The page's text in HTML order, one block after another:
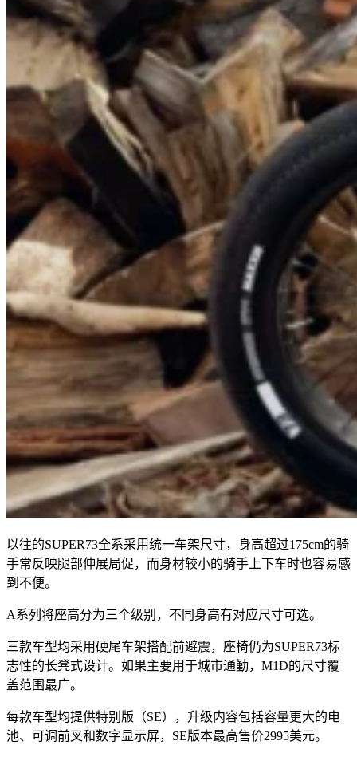
以往的SUPER73全系采用统一车架尺寸，身高超过175cm的骑
手常反映腿部伸展局促，而身材较小的骑手上下车时也容易感
到不便。
A系列将座高分为三个级别，不同身高有对应尺寸可选。
三款车型均采用硬尾车架搭配前避震，座椅仍为SUPER73标
志性的长凳式设计。如果主要用于城市通勤，M1D的尺寸覆
盖范围最广。
每款车型均提供特别版（SE），升级内容包括容量更大的电
池、可调前叉和数字显示屏，SE版本最高售价2995美元。